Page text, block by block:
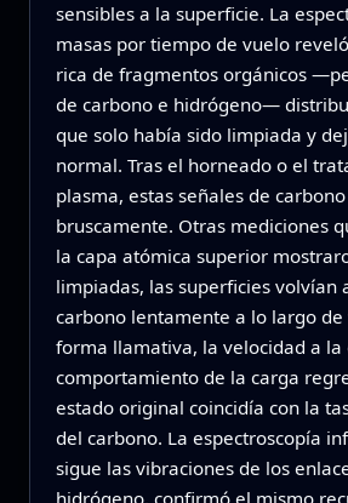
sensibles a la superficie. La
masas por tiempo de vuelo
rica de fragmentos orgánicos
de carbono e hidrógeno—
que solo había sido limpiada y
normal. Tras el horneado o el
plasma, estas señales de
bruscamente. Otras mediciones
la capa atómica superior
limpiadas, las superficies volvían
carbono lentamente a lo largo de
forma llamativa, la velocidad a la
comportamiento de la carga
estado original coincidía con la
del carbono. La espectroscopía
sigue las vibraciones de los